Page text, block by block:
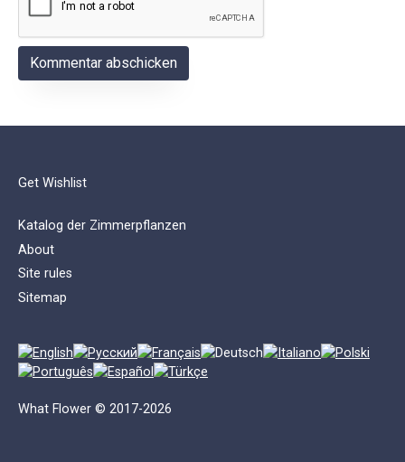
Get Wishlist
Katalog der Zimmerpflanzen
About
Site rules
Sitemap
What Flower © 2017-2026